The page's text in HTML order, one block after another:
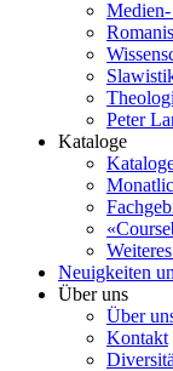
Peter
Kataloge
Neuigkeiten
Über uns
Über
Kontakt